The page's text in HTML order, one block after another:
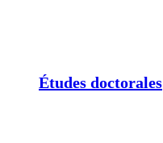
Études doctorales